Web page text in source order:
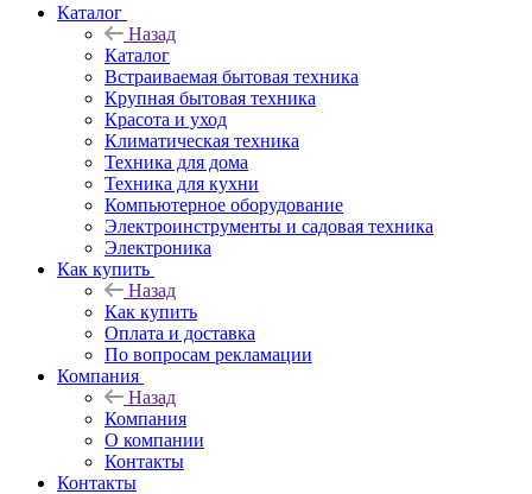
Каталог
Назад
Каталог
Встраиваемая бытовая техника
Крупная бытовая техника
Красота и уход
Климатическая техника
Техника для дома
Техника для кухни
Компьютерное оборудование
Электроинструменты и садовая техника
Электроника
Как купить
Назад
Как купить
Оплата и доставка
По вопросам рекламации
Компания
Назад
Компания
О компании
Контакты
Контакты